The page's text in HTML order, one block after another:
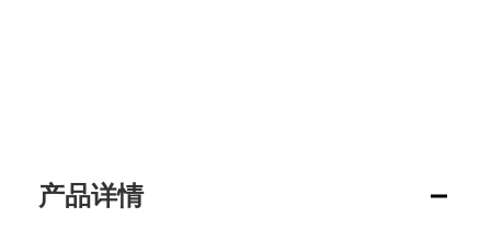
产品详情